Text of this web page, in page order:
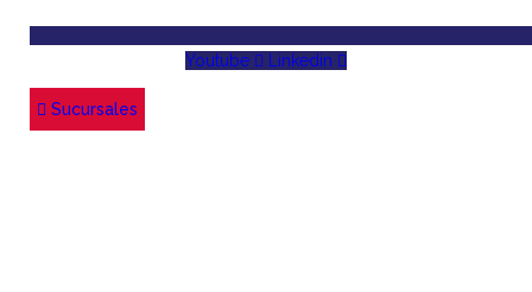
Youtube Linkedin
Sucursales